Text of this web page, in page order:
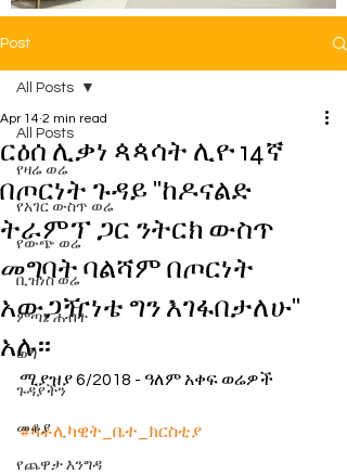
Post
All Posts
የዛሬ ወሬ
የአገር ውስጥ ወሬ
የውጭ ወሬ
ቢዝነስ ወሬ
ምጣኔ ሐብት
ወግ
ጉዳያችን
መቆያ
የጨዋታ እንግዳ
All Posts
ርዕሰ ሊቃነ ጳጳሳት ሊዮ 14ኛ
በጦርነት ጉዳይ ''ከዶናልድ
ትራምፕ ጋር ንትርክ ውስጥ
መግባት ባልሻም በጦርነት
አውጋዥነቴ ግን እገፋበታለሁ''
አሉ፡፡
Apr 14 2 min read
ሚያዝያ 6/2018 - ዓለም አቀፍ ወሬዎች
#ካቶሊካዊት_ቤተ_ክርስቲያ